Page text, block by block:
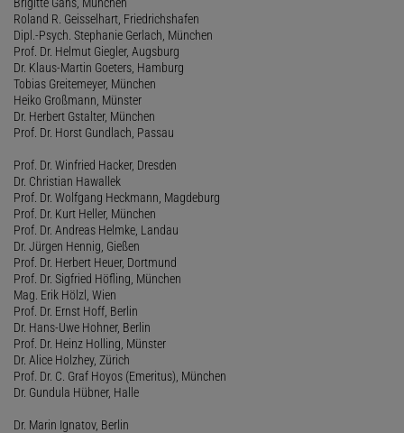
Roland R. Geisselhart, Friedrichshafen
Dipl.-Psych. Stephanie Gerlach, München
Prof. Dr. Helmut Giegler, Augsburg
Dr. Klaus-Martin Goeters, Hamburg
Tobias Greitemeyer, München
Heiko Großmann, Münster
Dr. Herbert Gstalter, München
Prof. Dr. Horst Gundlach, Passau
Prof. Dr. Winfried Hacker, Dresden
Dr. Christian Hawallek
Prof. Dr. Wolfgang Heckmann, Magdeburg
Prof. Dr. Kurt Heller, München
Prof. Dr. Andreas Helmke, Landau
Dr. Jürgen Hennig, Gießen
Prof. Dr. Herbert Heuer, Dortmund
Prof. Dr. Sigfried Höfling, München
Mag. Erik Hölzl, Wien
Prof. Dr. Ernst Hoff, Berlin
Dr. Hans-Uwe Hohner, Berlin
Prof. Dr. Heinz Holling, Münster
Dr. Alice Holzhey, Zürich
Prof. Dr. C. Graf Hoyos (Emeritus), München
Dr. Gundula Hübner, Halle
Dr. Marin Ignatov, Berlin